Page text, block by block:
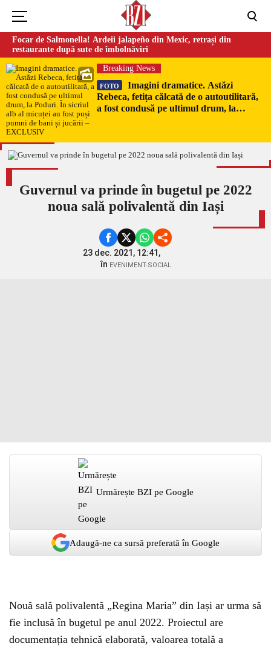
Focar de Salmonella! Ardeii jalapeño din Mexic, retrași din
restaurante după sute de îmbolnăviri
Breaking News
FOTO
Imagini dramatice. Astăzi
Rebeca, fetița călcată de o autoutilitară,
a fost condusă pe ultimul drum, la
EXCLUSIV
Guvernul va prinde în bugetul pe 2022
noua sală polivalentă din Iași
23 dec. 2021, 12:41,
în EVENIMENT-SOCIAL
Urmărește BZI pe Google
Adaugă-ne ca sursă preferată în Google
Nouă sală polivalentă „Regina Maria” din Iași ar urma să
fie inclusă în bugetul pe anul 2022. Proiectul are
documentația tehnică elaborată, valoarea totală a